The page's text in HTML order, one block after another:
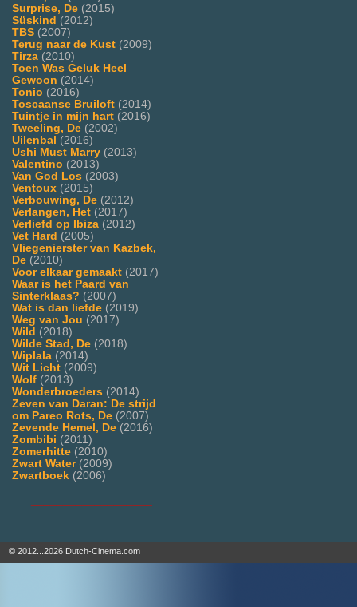
Surprise, De (2015)
Süskind (2012)
TBS (2007)
Terug naar de Kust (2009)
Tirza (2010)
Toen Was Geluk Heel
Gewoon (2014)
Tonio (2016)
Toscaanse Bruiloft (2014)
Tuintje in mijn hart (2016)
Tweeling, De (2002)
Uilenbal (2016)
Ushi Must Marry (2013)
Valentino (2013)
Van God Los (2003)
Ventoux (2015)
Verbouwing, De (2012)
Verlangen, Het (2017)
Verliefd op Ibiza (2012)
Vet Hard (2005)
Vliegenierster van Kazbek,
De (2010)
Voor elkaar gemaakt (2017)
Waar is het Paard van
Sinterklaas? (2007)
Wat is dan liefde (2019)
Weg van Jou (2017)
Wild (2018)
Wilde Stad, De (2018)
Wiplala (2014)
Wit Licht (2009)
Wolf (2013)
Wonderbroeders (2014)
Zeven van Daran: De strijd
om Pareo Rots, De (2007)
Zevende Hemel, De (2016)
Zombibi (2011)
Zomerhitte (2010)
Zwart Water(2009)
Zwartboek (2006)
© 2012...2026 Dutch-Cinema.com